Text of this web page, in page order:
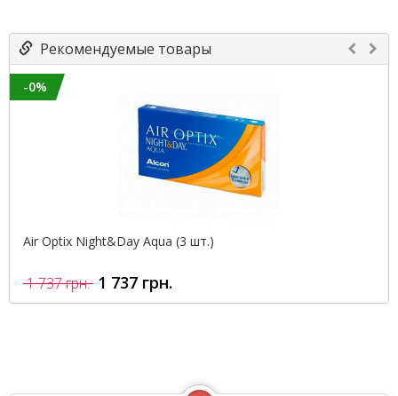
Рекомендуемые товары
-0%
Air Optix Night&Day Aqua (3 шт.)
1 737 грн. 1 737 грн.